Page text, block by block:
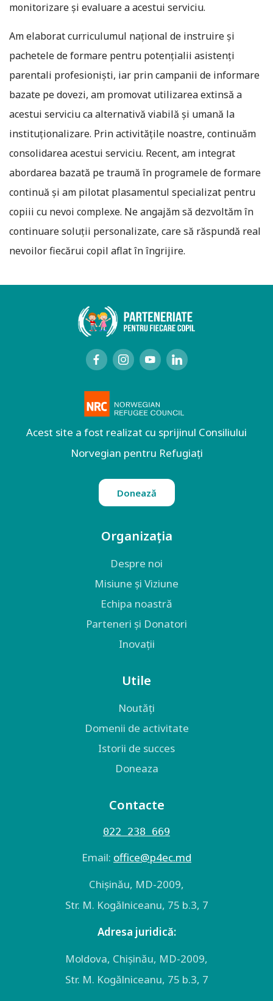
monitorizare și evaluare a acestui serviciu.
Am elaborat curriculumul național de instruire și
pachetele de formare pentru potențialii asistenți
parentali profesioniști, iar prin campanii de informare
bazate pe dovezi, am promovat utilizarea extinsă a
acestui serviciu ca alternativă viabilă și umană la
instituționalizare. Prin activitățile noastre, continuăm
consolidarea acestui serviciu. Recent, am integrat
abordarea bazată pe traumă în programele de formare
continuă și am pilotat plasamentul specializat pentru
copiii cu nevoi complexe. Ne angajăm să dezvoltăm în
continuare soluții personalizate, care să răspundă real
nevoilor fiecărui copil aflat în îngrijire.
Acest site a fost realizat cu sprijinul Consiliului
Norvegian pentru Refugiați
Donează
Organizația
Despre noi
Misiune și Viziune
Echipa noastră
Parteneri și Donatori
Inovații
Utile
Noutăți
Domenii de activitate
Istorii de succes
Doneaza
Contacte
022 238 669
Email: оffice@p4ec.md
Chişinău, MD-2009,
Str. M. Kogălniceanu, 75 b.3, 7
Adresa juridică:
Moldova, Chişinău, MD-2009,
Str. M. Kogălniceanu, 75 b.3, 7